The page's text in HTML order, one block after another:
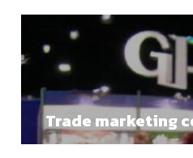
Trade marketing